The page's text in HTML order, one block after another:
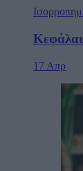
17 Απρ